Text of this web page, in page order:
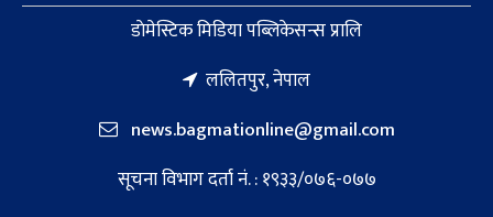
डाेमेस्टिक मिडिया पब्लिकेसन्स प्रालि
ललितपुर, नेपाल
news.bagmationline@gmail.com
सूचना विभाग दर्ता नं. : १९३३/०७६-०७७